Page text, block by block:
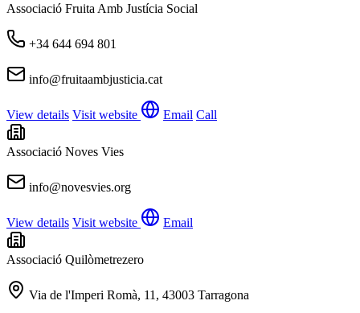
Associació Fruita Amb Justícia Social
+34 644 694 801
info@fruitaambjusticia.cat
View details Visit website Email Call
Associació Noves Vies
info@novesvies.org
View details Visit website Email
Associació Quilòmetrezero
Via de l'Imperi Romà, 11, 43003 Tarragona